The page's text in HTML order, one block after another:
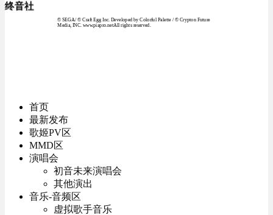
终音社
© SEGA / © Craft Egg Inc. Developed by Colorful Palette / © Crypton Future
Media, INC. www.piapro.netAll rights reserved.
首页
最新发布
歌姬PV区
MMD区
演唱会
初音未来演唱会
其他演出
音乐-音频区
虚拟歌手音乐